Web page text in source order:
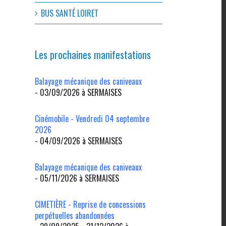
BUS SANTÉ LOIRET
Les prochaines manifestations
Balayage mécanique des caniveaux
- 03/09/2026 à SERMAISES
Cinémobile - Vendredi 04 septembre
2026
- 04/09/2026 à SERMAISES
Balayage mécanique des caniveaux
- 05/11/2026 à SERMAISES
CIMETIÈRE - Reprise de concessions
perpétuelles abandonnées